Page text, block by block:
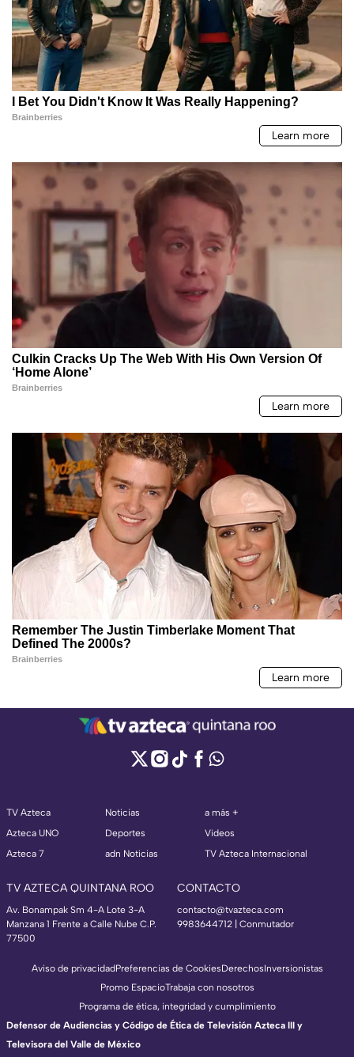
TV Azteca
Azteca UNO
Azteca 7
Noticias
Deportes
adn Noticias
a más +
Videos
TV Azteca Internacional
TV AZTECA QUINTANA ROO
Av. Bonampak Sm 4-A Lote 3-A
Manzana 1 Frente a Calle Nube C.P.
77500
CONTACTO
contacto@tvazteca.com
9983644712 | Conmutador
Aviso de privacidadPreferencias de CookiesDerechosInversionistas
Promo EspacioTrabaja con nosotros
Programa de ética, integridad y cumplimiento
Defensor de Audiencias y Código de Ética de Televisión Azteca III y
Televisora del Valle de México